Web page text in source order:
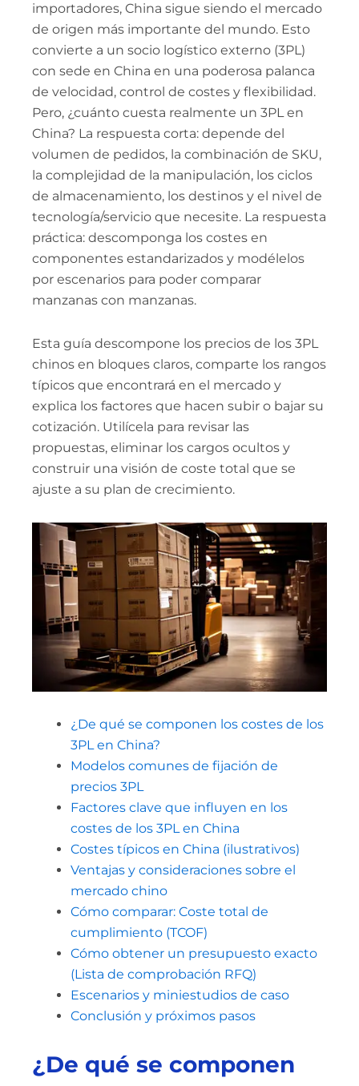
importadores, China sigue siendo el mercado
de origen más importante del mundo. Esto
convierte a un socio logístico externo (3PL)
con sede en China en una poderosa palanca
de velocidad, control de costes y flexibilidad.
Pero, ¿cuánto cuesta realmente un 3PL en
China? La respuesta corta: depende del
volumen de pedidos, la combinación de SKU,
la complejidad de la manipulación, los ciclos
de almacenamiento, los destinos y el nivel de
tecnología/servicio que necesite. La respuesta
práctica: descomponga los costes en
componentes estandarizados y modélelos
por escenarios para poder comparar
manzanas con manzanas.
Esta guía descompone los precios de los 3PL
chinos en bloques claros, comparte los rangos
típicos que encontrará en el mercado y
explica los factores que hacen subir o bajar su
cotización. Utilícela para revisar las
propuestas, eliminar los cargos ocultos y
construir una visión de coste total que se
ajuste a su plan de crecimiento.
¿De qué se componen los costes de los
3PL en China?
Modelos comunes de fijación de
precios 3PL
Factores clave que influyen en los
costes de los 3PL en China
Costes típicos en China (ilustrativos)
Ventajas y consideraciones sobre el
mercado chino
Cómo comparar: Coste total de
cumplimiento (TCOF)
Cómo obtener un presupuesto exacto
(Lista de comprobación RFQ)
Escenarios y miniestudios de caso
Conclusión y próximos pasos
¿De qué se componen